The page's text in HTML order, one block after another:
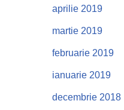
aprilie 2019
martie 2019
februarie 2019
ianuarie 2019
decembrie 2018